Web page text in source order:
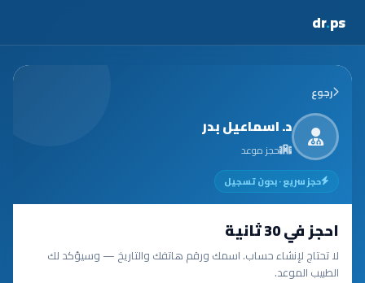
dr.ps
رجوع
د. اسماعيل بدر
حجز موعد
حجز سريع · بدون تسجيل
احجز في 30 ثانية
لا تحتاج لإنشاء حساب. اسمك ورقم هاتفك والتاريخ — وسيؤكد لك
الطبيب الموعد.